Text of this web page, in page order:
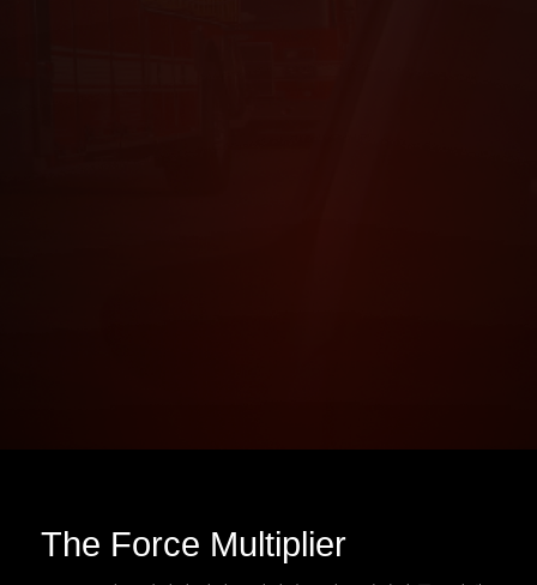
The Force Multiplier